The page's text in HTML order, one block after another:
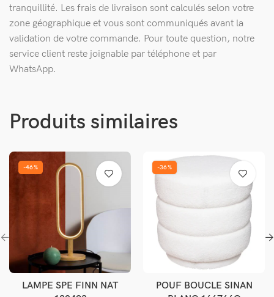
tranquillité. Les frais de livraison sont calculés selon votre
zone géographique et vous sont communiqués avant la
validation de votre commande. Pour toute question, notre
service client reste joignable par téléphone et par
WhatsApp.
Produits similaires
-46%
Ajouter au panier
LAMPE SPE FINN NAT
-36%
Ajouter au panier
POUF BOUCLE SINAN